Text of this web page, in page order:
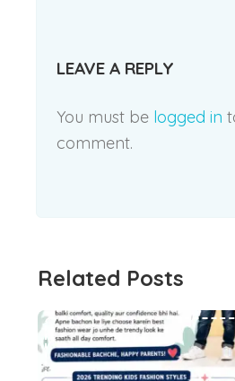
LEAVE A REPLY
You must be logged in
comment.
Related Posts